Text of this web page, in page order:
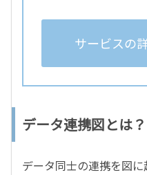
サービスの
データ連携図とは？
データ同士の連携を図